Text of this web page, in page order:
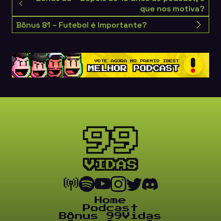
que nos motiva?
Bônus 81 – Futebol é Importante?
Home
Podcast
Bônus 99Vidas